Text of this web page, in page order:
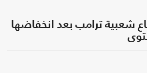
شعبية ترامب بعد انخفاضها